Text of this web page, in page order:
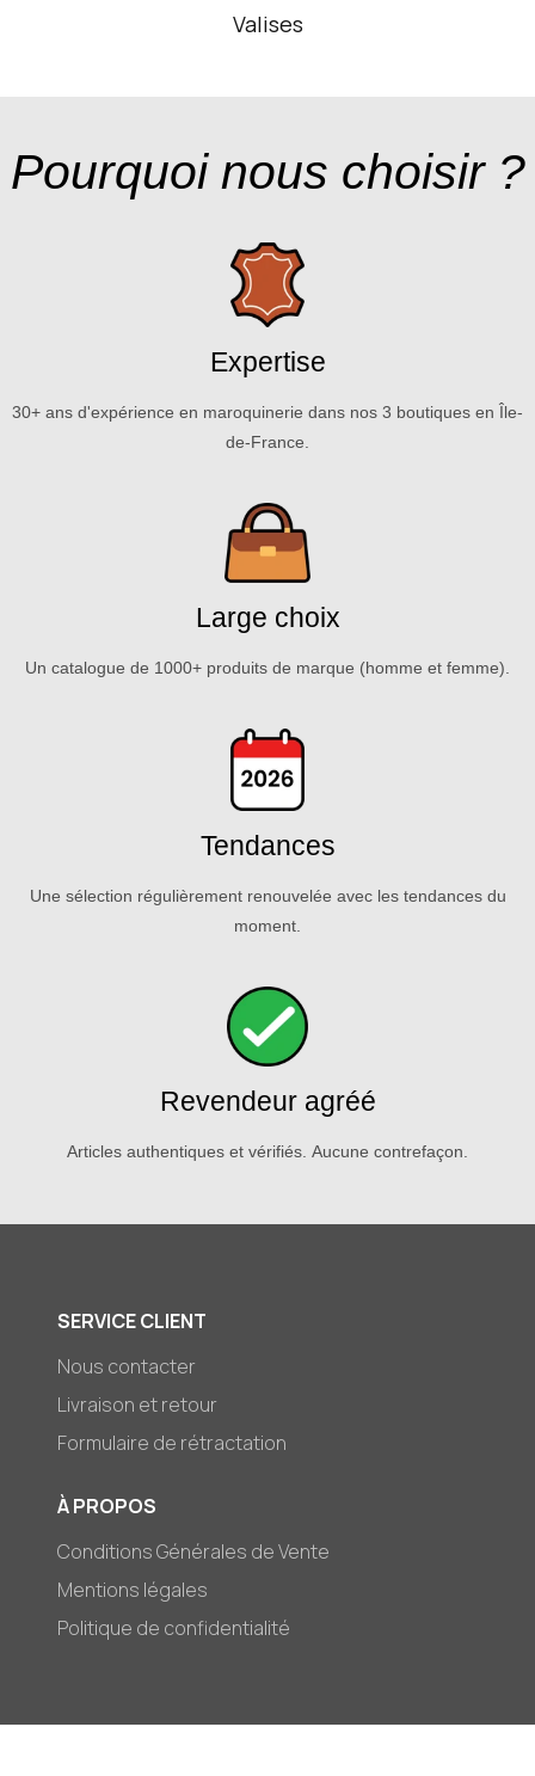
Valises
Pourquoi nous choisir ?
Expertise
30+ ans d'expérience en maroquinerie dans nos 3 boutiques en Île-
de-France.
Large choix
Un catalogue de 1000+ produits de marque (homme et femme).
Tendances
Une sélection régulièrement renouvelée avec les tendances du
moment.
Revendeur agréé
Articles authentiques et vérifiés. Aucune contrefaçon.
SERVICE CLIENT
Nous contacter
Livraison et retour
Formulaire de rétractation
À PROPOS
Conditions Générales de Vente
Mentions légales
Politique de confidentialité
© 2026,Mark-et-Zoé